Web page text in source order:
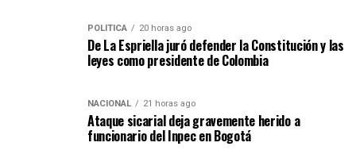
POLÍTICA 20 horas ago
De La Espriella juró defender la Constitución y las
leyes como presidente de Colombia
NACIONAL 21 horas ago
Ataque sicarial deja gravemente herido a
funcionario del Inpec en Bogotá